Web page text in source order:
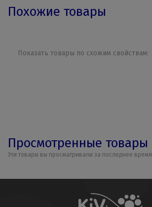
Похожие товары
Показать товары по схожим свойствам:
Просмотренные товары
Эти товары вы просматривали за последнее время